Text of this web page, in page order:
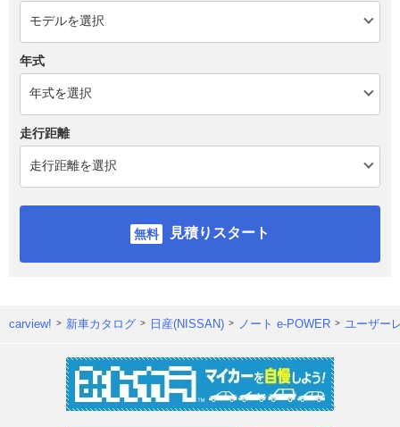
年式
走行距離
見積りスタート
carview! 新車カタログ 日産(NISSAN) ノート e-POWER ユーザー